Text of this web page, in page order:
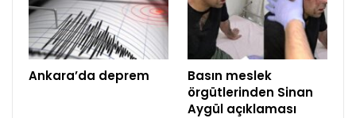
Ankara’da deprem
Basın meslek
örgütlerinden Sinan
Aygül açıklaması